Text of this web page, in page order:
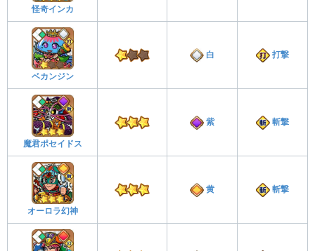
怪奇インカ
ベカンジン
白 打撃
魔君ポセイドス
紫 斬撃
オーロラ幻神
黄 斬撃